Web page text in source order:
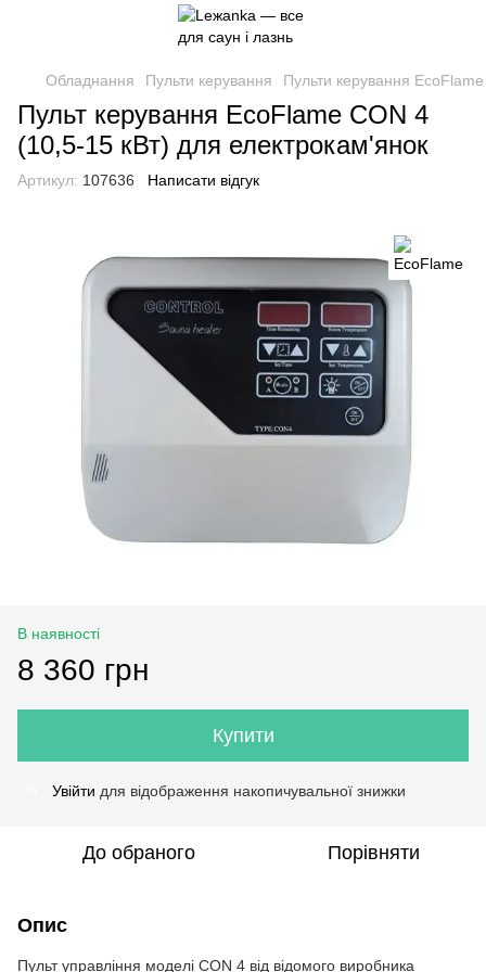
Обладнання Пульти керування Пульти керування EcoFlame
Пульт керування EcoFlame CON 4
(10,5-15 кВт) для електрокам'янок
Артикул: 107636 Написати відгук
В наявності
8 360 грн
Купити
Увійти для відображення накопичувальної знижки
До обраного Порівняти
Опис
Пульт управління моделі CON 4 від відомого виробника